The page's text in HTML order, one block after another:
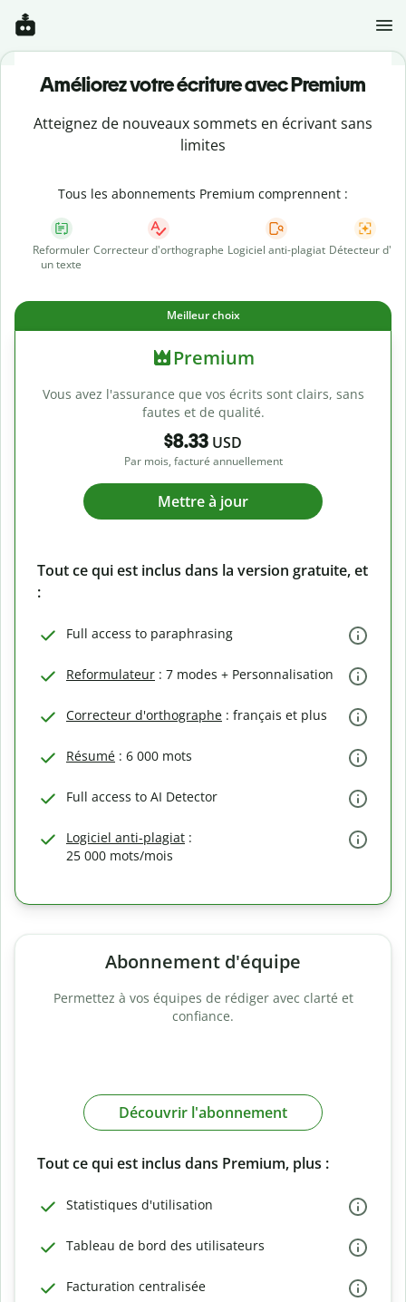
Améliorez votre écriture avec Premium
Atteignez de nouveaux sommets en écrivant sans
limites
Tous les abonnements Premium comprennent :
Reformuler
un texte
Correcteur d'orthographe Logiciel anti-plagiat Détecteur d'IA
Meilleur choix
Premium
Vous avez l'assurance que vos écrits sont clairs, sans
fautes et de qualité.
$8.33 USD
Par mois, facturé annuellement
Mettre à jour
Tout ce qui est inclus dans la version gratuite, et
:
Full access to paraphrasing
Reformulateur : 7 modes + Personnalisation
Correcteur d'orthographe : français et plus
Résumé : 6 000 mots
Full access to AI Detector
Logiciel anti-plagiat :
25 000 mots/mois
Abonnement d'équipe
Permettez à vos équipes de rédiger avec clarté et
confiance.
Découvrir l'abonnement
Tout ce qui est inclus dans Premium, plus :
Statistiques d'utilisation
Tableau de bord des utilisateurs
Facturation centralisée